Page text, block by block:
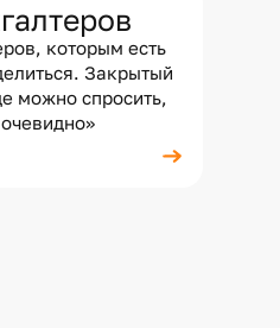
которым есть
Закрытый
можно спросить,